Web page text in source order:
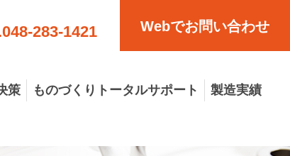
策 ものづくりトータルサポート 製造実績
048-283-1421 Webでお問い合わせ